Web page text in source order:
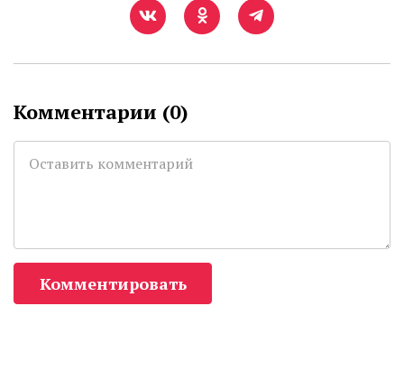
Комментарии (0)
Комментировать